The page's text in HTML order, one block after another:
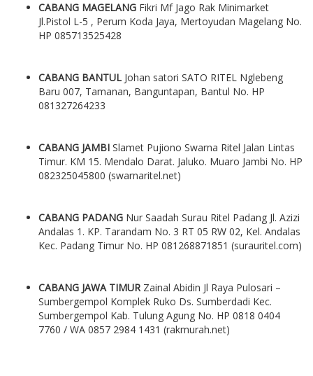
CABANG MAGELANG Fikri Mf Jago Rak Minimarket
Jl.Pistol L-5 , Perum Koda Jaya, Mertoyudan Magelang No.
HP 085713525428
CABANG BANTUL Johan satori SATO RITEL Nglebeng
Baru 007, Tamanan, Banguntapan, Bantul No. HP
081327264233
CABANG JAMBI Slamet Pujiono Swarna Ritel Jalan Lintas
Timur. KM 15. Mendalo Darat. Jaluko. Muaro Jambi No. HP
082325045800 (swarnaritel.net)
CABANG PADANG Nur Saadah Surau Ritel Padang Jl. Azizi
Andalas 1. KP. Tarandam No. 3 RT 05 RW 02, Kel. Andalas
Kec. Padang Timur No. HP 081268871851 (surauritel.com)
CABANG JAWA TIMURZainal Abidin Jl Raya Pulosari –
Sumbergempol Komplek Ruko Ds. Sumberdadi Kec.
Sumbergempol Kab. Tulung Agung No. HP 0818 0404
7760 / WA 0857 2984 1431 (rakmurah.net)